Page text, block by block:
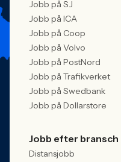
Jobb på SJ
Jobb på ICA
Jobb på Coop
Jobb på Volvo
Jobb på PostNord
Jobb på Trafikverket
Jobb på Swedbank
Jobb på Dollarstore
Jobb efter bransch
Distansjobb